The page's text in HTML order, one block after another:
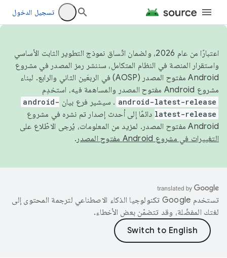
تسجيل الدخول
اعتبارًا من عام 2026، ولضمان اتّساق نموذج التطوير الثابت الأساسي
واستقرار المنصة في النظام المتكامل، سننشر رمز المصدر في مشروع
Android مفتوح المصدر (AOSP) في الربعَين الثاني والرابع. لبناء
مشروع Android مفتوح المصدر والمساهمة فيه، استخدِم
android-latest-release . سيشير فرع بيان android-
latest-release دائمًا إلى أحدث إصدار تم نشره في مشروع
Android مفتوح المصدر. لمزيد من المعلومات، يُرجى الاطّلاع على
التغييرات في مشروع Android مفتوح المصدر
.
تستخدم Google تكنولوجيا الذكاء الاصطناعي لترجمة المحتوى إلى
لغتك المفضّلة، وقد تتضمّن بعض الأخطاء.